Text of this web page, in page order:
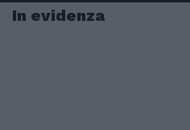
In evidenza